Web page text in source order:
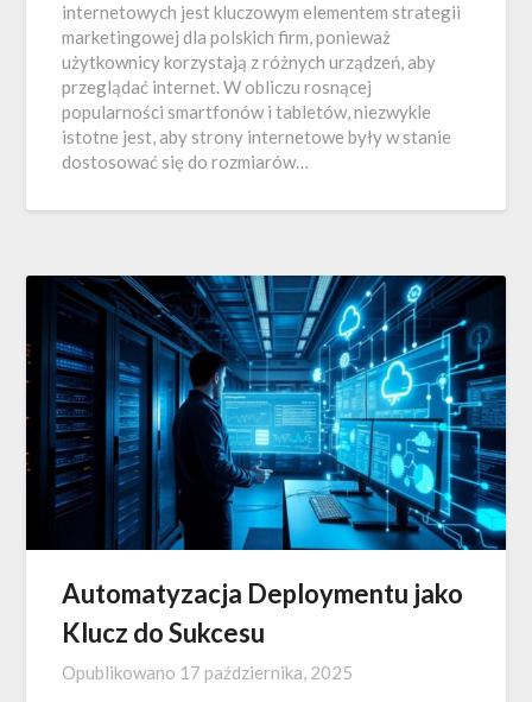
internetowych jest kluczowym elementem strategii
marketingowej dla polskich firm, ponieważ
użytkownicy korzystają z różnych urządzeń, aby
przeglądać internet. W obliczu rosnącej
popularności smartfonów i tabletów, niezwykle
istotne jest, aby strony internetowe były w stanie
dostosować się do rozmiarów…
Automatyzacja Deploymentu jako
Klucz do Sukcesu
Opublikowano 17 października, 2025